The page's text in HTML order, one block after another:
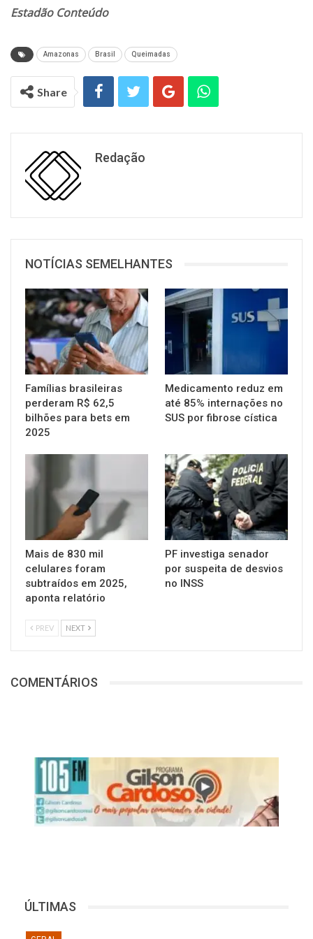
Estadão Conteúdo
Amazonas Brasil Queimadas
Share
Redação
NOTÍCIAS SEMELHANTES
Famílias brasileiras
perderam R$ 62,5
bilhões para bets em
2025
Medicamento reduz em
até 85% internações no
SUS por fibrose cística
Mais de 830 mil
celulares foram
subtraídos em 2025,
aponta relatório
PF investiga senador
por suspeita de desvios
no INSS
PREV NEXT
COMENTÁRIOS
ÚLTIMAS